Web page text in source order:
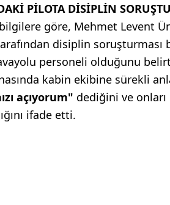
PİLOTA DİSİPLİN
göre, Mehmet Levent
disiplin soruşturması
personeli olduğunu
kabin ekibine sürekli
açıyorum" dediğini ve
ifade etti.